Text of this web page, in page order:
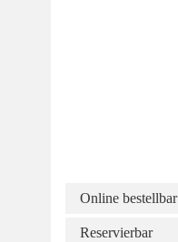
Online bestellbar
Reservierbar